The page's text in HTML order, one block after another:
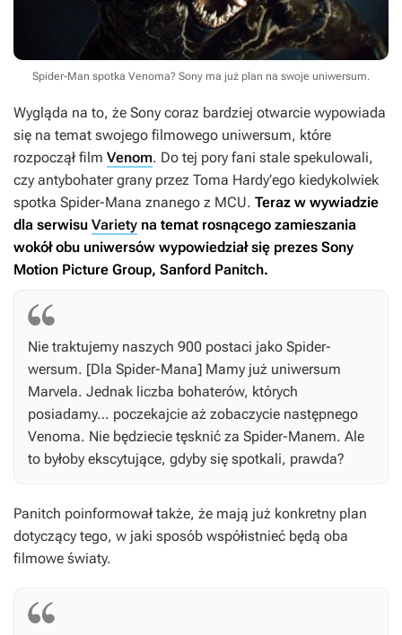
Spider-Man spotka Venoma? Sony ma już plan na swoje uniwersum.
Wygląda na to, że Sony coraz bardziej otwarcie wypowiada
się na temat swojego filmowego uniwersum, które
rozpoczął film Venom. Do tej pory fani stale spekulowali,
czy antybohater grany przez Toma Hardy’ego kiedykolwiek
spotka Spider-Mana znanego z MCU. Teraz w wywiadzie
dla serwisu Variety na temat rosnącego zamieszania
wokół obu uniwersów wypowiedział się prezes Sony
Motion Picture Group, Sanford Panitch.
Nie traktujemy naszych 900 postaci jako Spider-
wersum. [Dla Spider-Mana] Mamy już uniwersum
Marvela. Jednak liczba bohaterów, których
posiadamy… poczekajcie aż zobaczycie następnego
Venoma. Nie będziecie tęsknić za Spider-Manem. Ale
to byłoby ekscytujące, gdyby się spotkali, prawda?
Panitch poinformował także, że mają już konkretny plan
dotyczący tego, w jaki sposób współistnieć będą oba
filmowe światy.